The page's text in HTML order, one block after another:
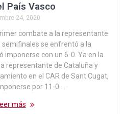
País Vasco
24, 2020
combate a la representante
semifinales se enfrentó a la
imponerse con un 6-0. Ya en la
representante de Cataluña y
en el CAR de Sant Cugat,
por 11-0.…
más